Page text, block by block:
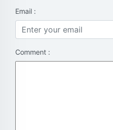
Email :
Comment :